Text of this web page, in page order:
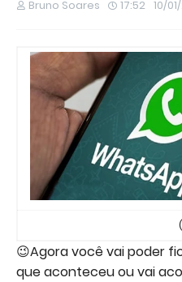
Bruno Soares 17:52 10/
😉Agora você vai poder
que aconteceu ou vai